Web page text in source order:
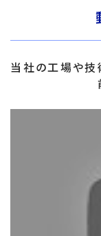
当社の工場や技